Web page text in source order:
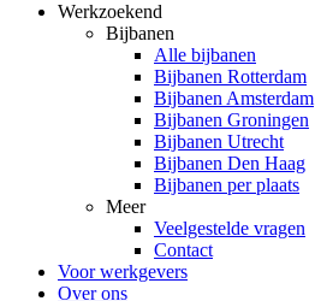
Werkzoekend
Bijbanen
Alle bijbanen
Bijbanen Rotterdam
Bijbanen Amsterdam
Bijbanen Groningen
Bijbanen Utrecht
Bijbanen Den Haag
Bijbanen per plaats
Meer
Veelgestelde vragen
Contact
Voor werkgevers
Over ons